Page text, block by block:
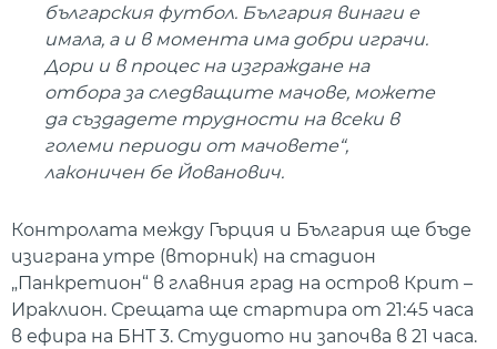
българския футбол. България винаги е
имала, а и в момента има добри играчи.
Дори и в процес на изграждане на
отбора за следващите мачове, можете
да създадете трудности на всеки в
големи периоди от мачовете“,
лаконичен бе Йованович.
Контролата между Гърция и България ще бъде
изиграна утре (вторник) на стадион
„Панкретион“ в главния град на остров Крит –
Ираклион. Срещата ще стартира от 21:45 часа
в ефира на БНТ 3. Студиото ни започва в 21 часа.